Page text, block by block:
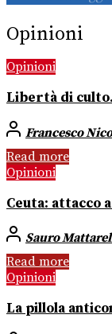
Opinioni
Opinioni
Libertà di
Francesco
Read more
Opinioni
Ceuta: attacco
Sauro
Read more
Opinioni
La pillola